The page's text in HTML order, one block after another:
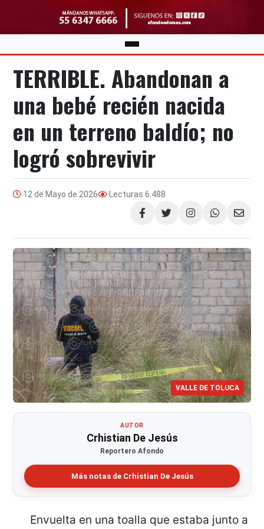
TERRIBLE. Abandonan a
una bebé recién nacida
en un terreno baldío; no
logró sobrevivir
12 de Mayo de 2026 Lecturas 6.488
Compartir
VALLE DE TOLUCA
AUTOR
Crhistian De Jesús
Reportero Afondo
Más notas de Crhistian De Jesús
Envuelta en una toalla que estaba junto a